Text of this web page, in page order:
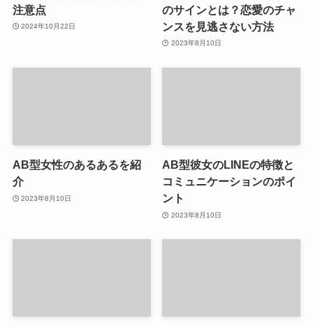
注意点
2024年10月22日
のサインとは？恋愛のチャ
ンスを見逃さない方法
2023年8月10日
AB型女性のあるあるを紹
介
2023年8月10日
AB型彼女のLINEの特徴と
コミュニケーションのポイ
ント
2023年8月10日